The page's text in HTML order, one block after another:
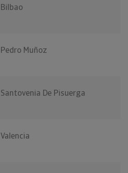
Bilbao
Pedro Muñoz
Santovenia De Pisuerga
Valencia